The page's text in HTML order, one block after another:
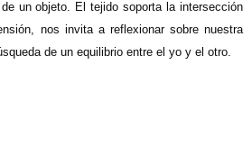
un objeto. El tejido soporta la intersección
nos invita a reflexionar sobre nuestra
de un equilibrio entre el yo y el otro.